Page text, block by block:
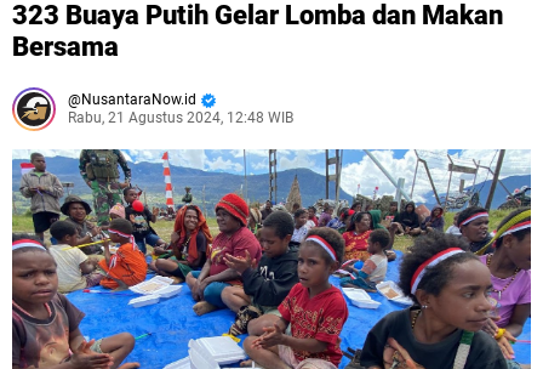
323 Buaya Putih Gelar Lomba dan Makan
Bersama
NusantaraNow.id
Rabu, 21 Agustus 2024, 12:48 WIB